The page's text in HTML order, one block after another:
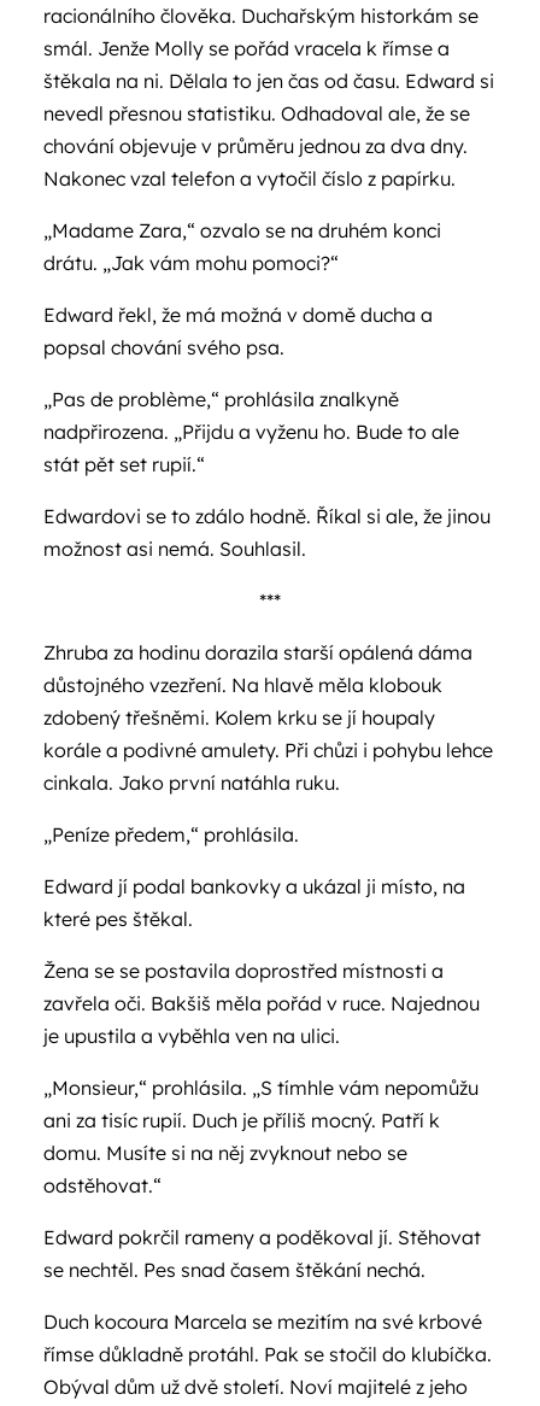
racionálního člověka. Duchařským historkám se
smál. Jenže Molly se pořád vracela k římse a
štěkala na ni. Dělala to jen čas od času. Edward si
nevedl přesnou statistiku. Odhadoval ale, že se
chování objevuje v průměru jednou za dva dny.
Nakonec vzal telefon a vytočil číslo z papírku.
„Madame Zara,“ ozvalo se na druhém konci
drátu. „Jak vám mohu pomoci?“
Edward řekl, že má možná v domě ducha a
popsal chování svého psa.
„Pas de problème,“ prohlásila znalkyně
nadpřirozena. „Přijdu a vyženu ho. Bude to ale
stát pět set rupií.“
Edwardovi se to zdálo hodně. Říkal si ale, že jinou
možnost asi nemá. Souhlasil.
***
Zhruba za hodinu dorazila starší opálená dáma
důstojného vzezření. Na hlavě měla klobouk
zdobený třešněmi. Kolem krku se jí houpaly
korále a podivné amulety. Při chůzi i pohybu lehce
cinkala. Jako první natáhla ruku.
„Peníze předem,“ prohlásila.
Edward jí podal bankovky a ukázal ji místo, na
které pes štěkal.
Žena se se postavila doprostřed místnosti a
zavřela oči. Bakšiš měla pořád v ruce. Najednou
je upustila a vyběhla ven na ulici.
„Monsieur,“ prohlásila. „S tímhle vám nepomůžu
ani za tisíc rupií. Duch je příliš mocný. Patří k
domu. Musíte si na něj zvyknout nebo se
odstěhovat.“
Edward pokrčil rameny a poděkoval jí. Stěhovat
se nechtěl. Pes snad časem štěkání nechá.
Duch kocoura Marcela se mezitím na své krbové
římse důkladně protáhl. Pak se stočil do klubíčka.
Obýval dům už dvě století. Noví majitelé z jeho